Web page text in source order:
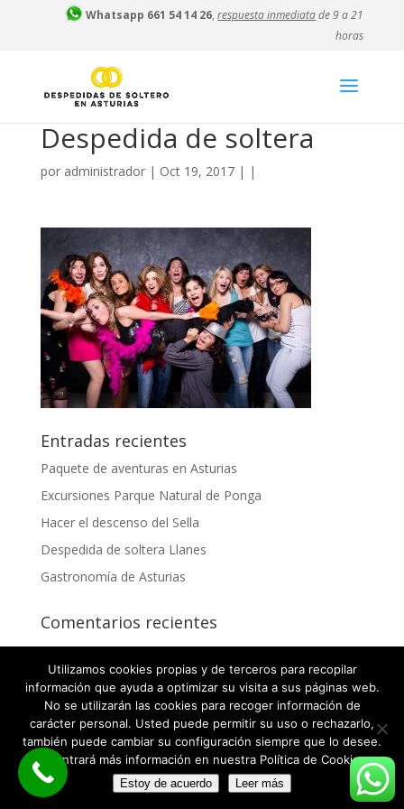
Whatsapp 661 54 14 26,respuesta inmediatade 9 a 21
horas
Despedida de soltera
por administrador| Oct 19, 2017| |
Entradas recientes
Paquete de aventuras en Asturias
Excursiones Parque Natural de Ponga
Hacer el descenso del Sella
Despedida de soltera Llanes
Gastronomía de Asturias
Comentarios recientes
2026 © Despedidas de soltero y soltera en Asturias |
Aviso legal ·Política de privacidad·Política de
Cookies
Utilizamos cookies propias y de terceros para recopilar
información que ayuda a optimizar su visita a sus páginas web.
No se utilizarán las cookies para recoger información de
carácter personal. Usted puede permitir su uso o rechazarlo,
también puede cambiar su configuración siempre que lo desee.
Encontrará más información en nuestra Política de Cookies.
Estoy de acuerdo Leer más